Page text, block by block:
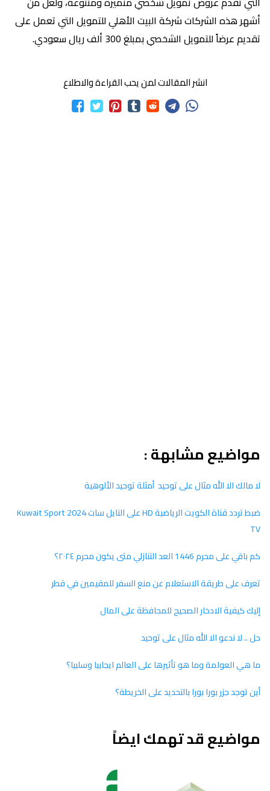
أشهر هذه الشركات شركة البيت الأهلي للتمويل التي تعمل على
تقديم عرضاً للتمويل الشخصي بمبلغ 300 ألف ريال سعودي.
انشر المقالات لمن يحب القراءة والاطلاع
مواضيع مشابهة :
لا مالك الا الله مثال على توحيد أمثلة توحيد الألوهية
ضبط تردد قناة الكويت الرياضية HD على النايل سات 2024 Kuwait Sport
TV
كم باقي على محرم 1446 العد التنازلي متى يكون محرم ٢٠٢٤؟
تعرف على طريقة الاستعلام عن منع السفر للمقيمين في قطر
إليك كيفية الادخار الصحيح للمحافظة على المال
حل .. لا ندعو الا الله مثال على توحيد
ما هي العولمة وما هو تأثيرها على العالم ايجابيا وسلبيا؟
أين توجد جزر بورا بورا بالتحديد على الخريطة؟
مواضيع قد تهمك ايضاً